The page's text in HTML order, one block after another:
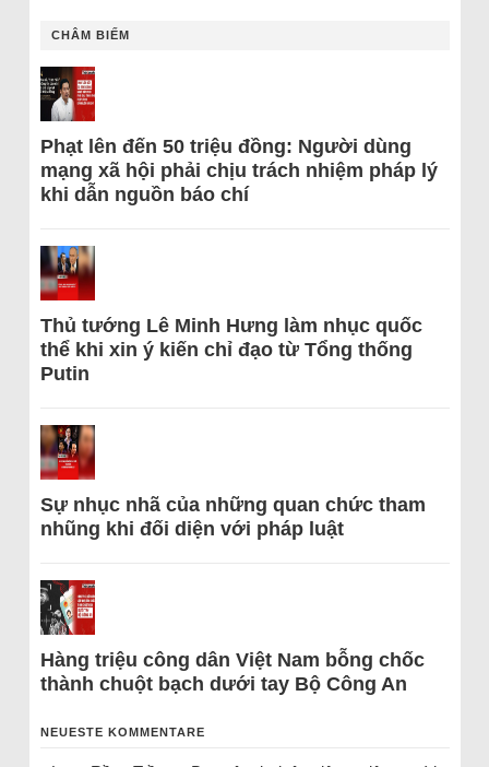
CHÂM BIẾM
Phạt lên đến 50 triệu đồng: Người dùng
mạng xã hội phải chịu trách nhiệm pháp lý
khi dẫn nguồn báo chí
Thủ tướng Lê Minh Hưng làm nhục quốc
thể khi xin ý kiến chỉ đạo từ Tổng thống
Putin
Sự nhục nhã của những quan chức tham
nhũng khi đối diện với pháp luật
Hàng triệu công dân Việt Nam bỗng chốc
thành chuột bạch dưới tay Bộ Công An
NEUESTE KOMMENTARE